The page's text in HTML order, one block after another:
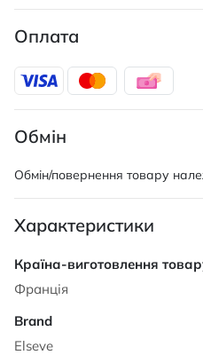
Оплата
Обмін
Обмін/повернення товару
Характеристики
Характеристики
Франція
Elseve